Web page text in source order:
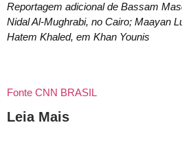
Reportagem adicional de Bassam
Nidal Al-Mughrabi, no Cairo; Maayan
Hatem Khaled, em Khan Younis
Fonte CNN BRASIL
Leia Mais